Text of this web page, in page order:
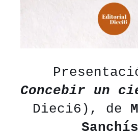
Concebir un
Dieci6), de